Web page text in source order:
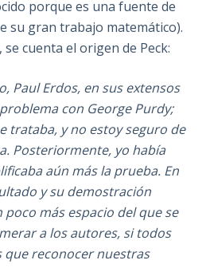
porque es una fuente de
su gran trabajo matemático).
cuenta el origen de Peck:
Paul Erdos, en sus extensos
con George Purdy;
trataba, y no estoy seguro de
Posteriormente, yo había
aún más la prueba. En
y su demostración
más espacio del que se
a los autores, si todos
reconocer nuestras